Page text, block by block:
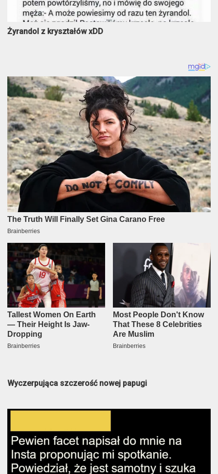
Żyrandol z kryształów xDD
Wyczerpująca szczerość nowej papugi